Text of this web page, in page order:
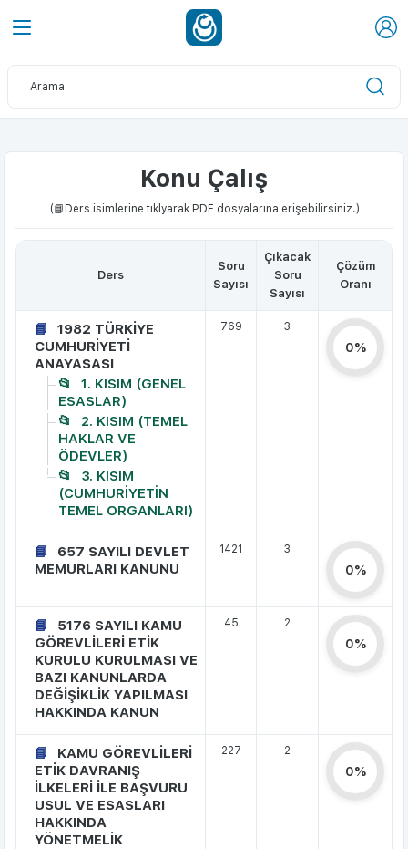
Konu Çalış
(📘Ders isimlerine tıklyarak PDF dosyalarına erişebilirsiniz.)
Ders
Soru
Sayısı
Çıkacak
Soru
Sayısı
Çözüm
Oranı
1982 TÜRKİYE
CUMHURİYETİ
ANAYASASI
1. KISIM (GENEL
ESASLAR)
2. KISIM (TEMEL
HAKLAR VE
ÖDEVLER)
3. KISIM
(CUMHURİYETİN
TEMEL ORGANLARI)
769 3
0%
657 SAYILI DEVLET
MEMURLARI KANUNU
1421 3
0%
5176 SAYILI KAMU
GÖREVLİLERİ ETİK
KURULU KURULMASI VE
BAZI KANUNLARDA
DEĞİŞİKLİK YAPILMASI
HAKKINDA KANUN
45 2
0%
KAMU GÖREVLİLERİ
ETİK DAVRANIŞ
İLKELERİ İLE BAŞVURU
USUL VE ESASLARI
HAKKINDA
YÖNETMELİK
227 2
0%